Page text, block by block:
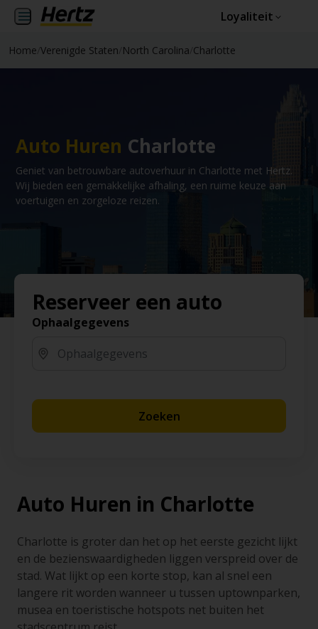
Loyaliteit
Home Verenigde Staten North Carolina Charlotte
Auto Huren Charlotte
Geniet van betrouwbare autoverhuur in Charlotte met Hertz.
Wij bieden een gemakkelijke afhaling, een ruime keuze aan
voertuigen en zorgeloze reizen.
Reserveer een auto
Ophaalgegevens
Zoeken
Auto Huren in Charlotte
Charlotte is groter dan het op het eerste gezicht lijkt
en de bezienswaardigheden liggen verspreid over de
stad. Wat lijkt op een korte stop, kan al snel een
langere rit worden wanneer u tussen uptownparken,
musea en toeristische hotspots net buiten het